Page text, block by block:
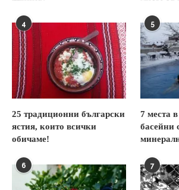
4
25 традиционни български
ястия, които всички
обичаме!
5
7 места
басейни
6 7